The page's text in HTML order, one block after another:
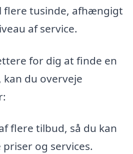
flere tusinde, afhængigt
af service.
for dig at finde en
du overveje
flere tilbud, så du kan
og services.